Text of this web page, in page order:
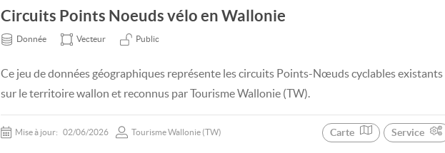
Circuits Points Noeuds vélo en Wallonie
Donnée Vecteur Public
Ce jeu de données géographiques représente les circuits Points-Nœuds cyclables existants
sur le territoire wallon et reconnus par Tourisme Wallonie (TW).
Mise à jour: 02/06/2026 Tourisme Wallonie (TW) Carte Service